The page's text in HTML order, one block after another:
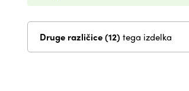
Druge različice (12) tega izdelka